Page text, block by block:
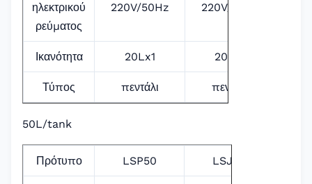
ηλεκτρικού
ρεύματος
220V/50Hz 220V/50Hz
Ικανότητα 20Lx1 20Lx2
Τύπος πεντάλι πεντάλι
50L/tank
Πρότυπο LSP50 LSJ50